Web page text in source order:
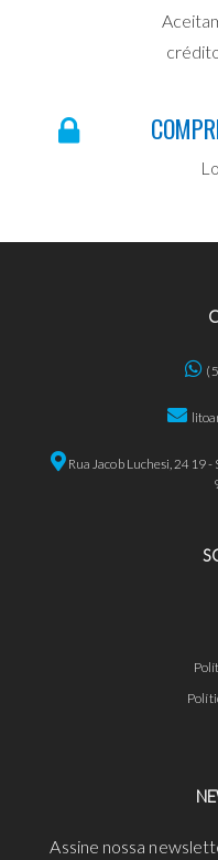
Rua Jacob Luchesi, 2419 -
Assine nossa